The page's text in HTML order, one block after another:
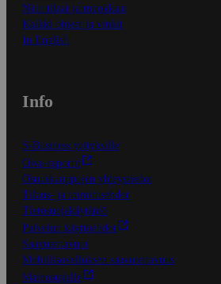
Näin tilaat ja muokkaat
Kaikki ohjeet ja vinkit
In English
Info
S-Business yrityksille
Oiva-raportit
Osuuskauppojen yhteystiedot
Tilaus- ja toimitusehdot
Tietosuojakäytäntö
Palvelun käyttöehdot
Saavutettavuus
Mobiilisovelluksen saavutettavuus
Mainostajalle